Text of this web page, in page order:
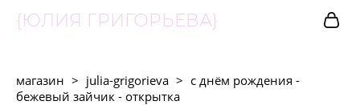
{ЮЛИЯ ГРИГОРЬЕВА}
магазин > julia-grigorieva > с днём рождения -
бежевый зайчик - открытка